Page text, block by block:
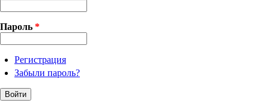
Пароль *
Регистрация
Забыли пароль?